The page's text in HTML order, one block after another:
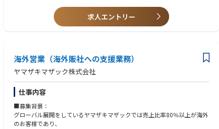
求人エントリー
海外営業（海外販社への支援業務）
ヤマザキマザック株式会社
仕事内容
■募集背景：
グローバル展開をしているヤマザキマザックでは売上比率80％以上が海外
のお客様であり、